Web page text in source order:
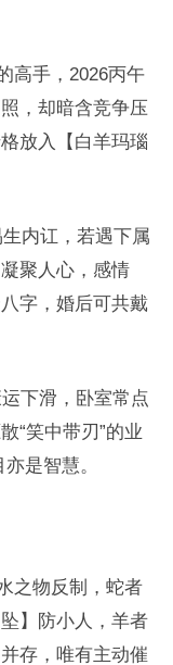
高手，2026丙午
，却暗含竞争压
放入【白羊玛瑙
内讧，若遇下属
聚人心，感情
字，婚后可共戴
下滑，卧室常点
“笑中带刃”的业
是智慧。
之物反制，蛇者
】防小人，羊者
存，唯有主动催